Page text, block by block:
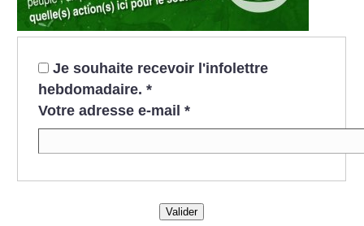
Je souhaite recevoir l'infolettre
hebdomadaire. *
Votre adresse e-mail *
Valider